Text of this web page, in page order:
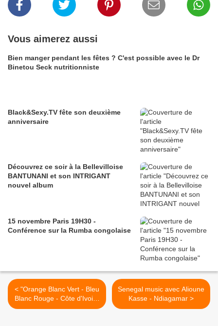
Vous aimerez aussi
Bien manger pendant les fêtes ? C'est possible avec le Dr
Binetou Seck nutritionniste
Black&Sexy.TV fête son deuxième
anniversaire
Découvrez ce soir à la Bellevilloise
BANTUNANI et son INTRIGANT
nouvel album
15 novembre Paris 19H30 -
Conférence sur la Rumba congolaise
< "Orange Blanc Vert - Bleu
Blanc Rouge - Côte d'Ivoire
Drapeau !"
Senegal music avec Alioune
Kasse - Ndiagamar >